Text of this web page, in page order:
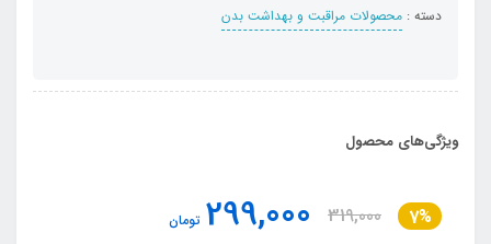
دسته : محصولات مراقبت و بهداشت بدن
ویژگی‌های محصول
7%
319,000
299,000 تومان